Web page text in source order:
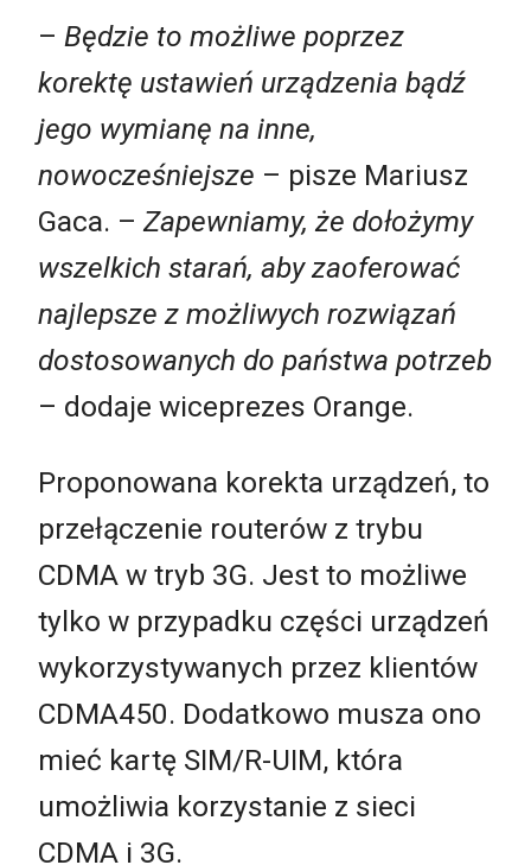
– Będzie to możliwe poprzez
korektę ustawień urządzenia bądź
jego wymianę na inne,
nowocześniejsze – pisze Mariusz
Gaca. –Zapewniamy, że dołożymy
wszelkich starań, aby zaoferować
najlepsze z możliwych rozwiązań
dostosowanych do państwa potrzeb
– dodaje wiceprezes Orange.
Proponowana korekta urządzeń, to
przełączenie routerów z trybu
CDMA w tryb 3G. Jest to możliwe
tylko w przypadku części urządzeń
wykorzystywanych przez klientów
CDMA450. Dodatkowo musza ono
mieć kartę SIM/R-UIM, która
umożliwia korzystanie z sieci
CDMA i 3G.